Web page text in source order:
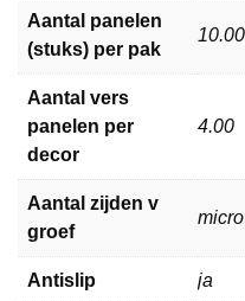
Aantal panelen
(stuks) per pak
10.00
Aantal vers
panelen per
decor
4.00
Aantal zijden v
groef
Antislip ja